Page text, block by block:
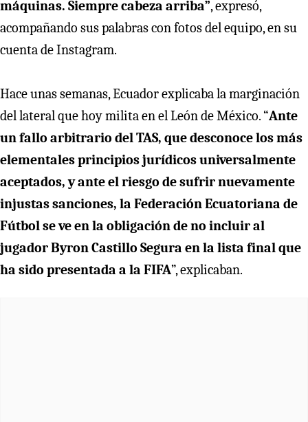
máquinas. Siempre cabeza arriba”, expresó,
acompañando sus palabras con fotos del equipo, en su
cuenta de Instagram.
Hace unas semanas, Ecuador explicaba la marginación
del lateral que hoy milita en el León de México. “Ante
un fallo arbitrario del TAS, que desconoce los más
elementales principios jurídicos universalmente
aceptados, y ante el riesgo de sufrir nuevamente
injustas sanciones, la Federación Ecuatoriana de
Fútbol se ve en la obligación de no incluir al
jugador Byron Castillo Segura en la lista final que
ha sido presentada a la FIFA”, explicaban.